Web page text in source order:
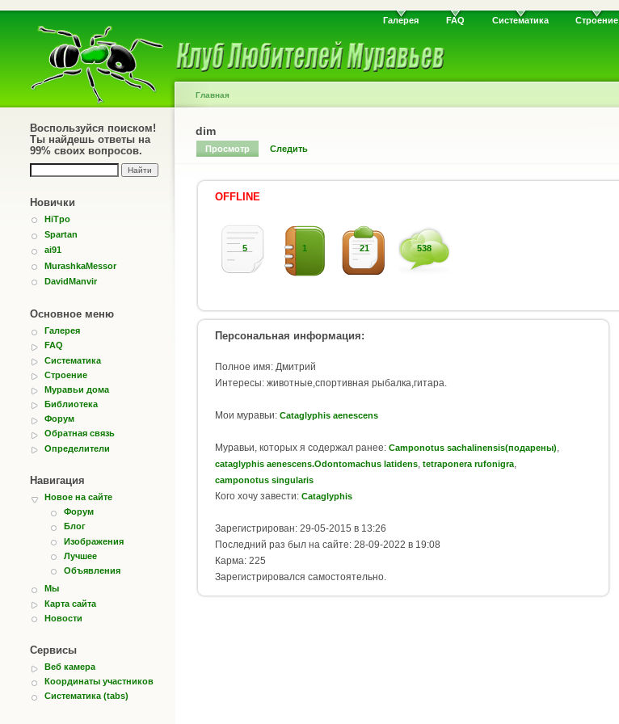
Галерея FAQ Систематика Строение
Воспользуйся поиском!
Ты найдешь ответы на
99% своих вопросов.
Новички
HiTpo
Spartan
ai91
MurashkaMessor
DavidManvir
Основное меню
Галерея
FAQ
Систематика
Строение
Муравьи дома
Библиотека
Форум
Обратная связь
Определители
Навигация
Новое на сайте
Форум
Блог
Изображения
Лучшее
Объявления
Мы
Карта сайта
Новости
Сервисы
Веб камера
Координаты участников
Систематика (tabs)
Главная
dim
Просмотр Следить
OFFLINE
5 1 21 538
Персональная информация:
Полное имя: Дмитрий
Интересы: животные,спортивная рыбалка,гитара.
Мои муравьи: Cataglyphis aenescens
Муравьи, которых я содержал ранее: Camponotus sachalinensis(подарены),
cataglyphis aenescens.Оdontomachus latidens, tetraponera rufonigra,
camponotus singularis
Кого хочу завести: Cataglyphis
Зарегистрирован: 29-05-2015 в 13:26
Последний раз был на сайте: 28-09-2022 в 19:08
Карма: 225
Зарегистрировался самостоятельно.